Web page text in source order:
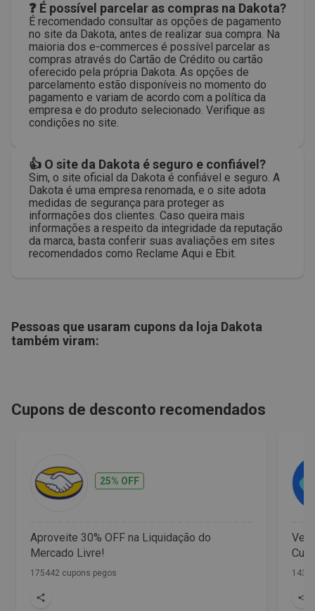
❓ É possível parcelar as compras na Dakota?
É recomendado consultar as opções de pagamento
no site da Dakota, antes de realizar sua compra. Na
maioria dos e-commerces é possível parcelar as
compras através do Cartão de Crédito ou cartão
oferecido pela própria Dakota. As opções de
parcelamento estão disponíveis no momento do
pagamento e variam de acordo com a política da
empresa e do produto selecionado. Verifique as
condições no site.
👍 O site da Dakota é seguro e confiável?
Sim, o site oficial da Dakota é confiável e seguro. A
Dakota é uma empresa renomada, e o site adota
medidas de segurança para proteger as
informações dos clientes. Caso queira mais
informações a respeito da integridade da reputação
da marca, basta conferir suas avaliações em sites
recomendados como Reclame Aqui e Ebit.
Pessoas que usaram cupons da loja Dakota
também viram:
Cupons de desconto recomendados
25% OFF
Aproveite 30% OFF na Liquidação do
Mercado Livre!
175442 cupons pegos
Vet
1436